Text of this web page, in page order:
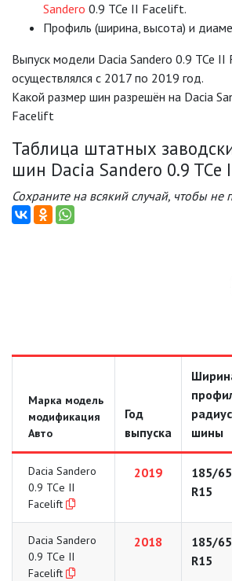
Sandero 0.9 TCe II Facelift.
Профиль (ширина, высота) и
Выпуск модели Dacia Sandero 0.9 TCe
осуществлялся с 2017 по 2019 год.
Какой размер шин разрешён на Dacia
Facelift
Таблица штатных
шин Dacia Sandero 0.9 TCe
Сохраните на всякий случай, чтобы не
Марка модель
модификация
Авто
Год
выпуска
радиус
шины
Dacia Sandero
0.9 TCe II
Facelift
2019
185/65
R15
Dacia Sandero
0.9 TCe II
Facelift
2018
185/65
R15